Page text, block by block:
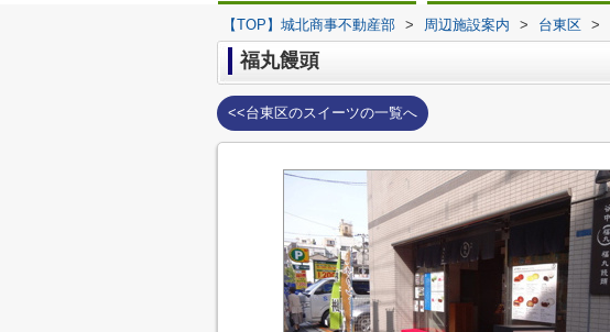
【TOP】城北商事不動産部 > 周辺施設案内 > 台東区 >
福丸饅頭
<<台東区のスイーツの一覧へ